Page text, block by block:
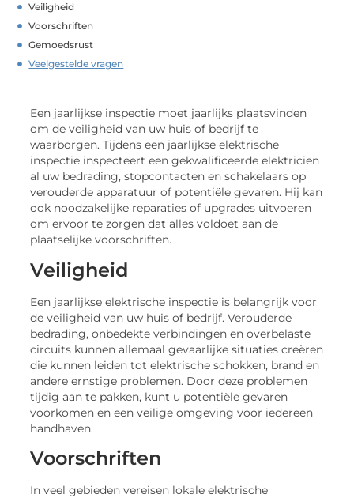
Veiligheid
Voorschriften
Gemoedsrust
Veelgestelde vragen
Een jaarlijkse inspectie moet jaarlijks plaatsvinden
om de veiligheid van uw huis of bedrijf te
waarborgen. Tijdens een jaarlijkse elektrische
inspectie inspecteert een gekwalificeerde elektricien
al uw bedrading, stopcontacten en schakelaars op
verouderde apparatuur of potentiële gevaren. Hij kan
ook noodzakelijke reparaties of upgrades uitvoeren
om ervoor te zorgen dat alles voldoet aan de
plaatselijke voorschriften.
Veiligheid
Een jaarlijkse elektrische inspectie is belangrijk voor
de veiligheid van uw huis of bedrijf. Verouderde
bedrading, onbedekte verbindingen en overbelaste
circuits kunnen allemaal gevaarlijke situaties creëren
die kunnen leiden tot elektrische schokken, brand en
andere ernstige problemen. Door deze problemen
tijdig aan te pakken, kunt u potentiële gevaren
voorkomen en een veilige omgeving voor iedereen
handhaven.
Voorschriften
In veel gebieden vereisen lokale elektrische